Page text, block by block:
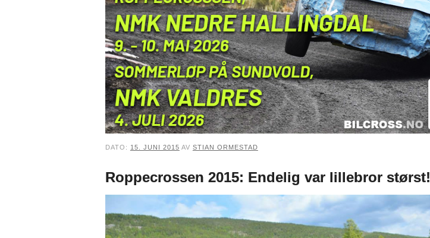
DATO: 15. JUNI 2015 AV STIAN ORMESTAD
Roppecrossen 2015: Endelig var lillebror størst!